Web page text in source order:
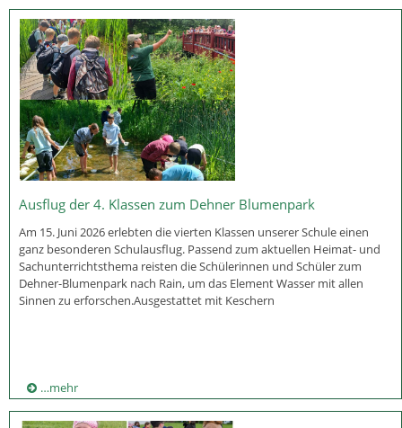
Ausflug der 4. Klassen zum Dehner Blumenpark
Am 15. Juni 2026 erlebten die vierten Klassen unserer Schule einen
ganz besonderen Schulausflug. Passend zum aktuellen Heimat- und
Sachunterrichtsthema reisten die Schülerinnen und Schüler zum
Dehner-Blumenpark nach Rain, um das Element Wasser mit allen
Sinnen zu erforschen.Ausgestattet mit Keschern
…mehr